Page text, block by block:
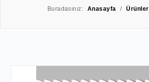
Buradasınız: Anasayfa /